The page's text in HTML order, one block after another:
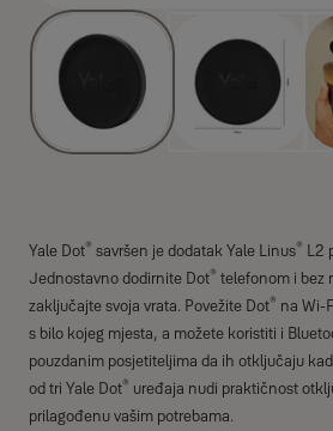
Yale Dot® savršen je dodatak Yale Linus® L2
Jednostavno dodirnite Dot® telefonom i bez
zaključajte svoja vrata. Povežite Dot® na Wi-
s bilo kojeg mjesta, a možete koristiti i
pouzdanim posjetiteljima da ih otključaju
od tri Yale Dot® uređaja nudi praktičnost
prilagođenu vašim potrebama.